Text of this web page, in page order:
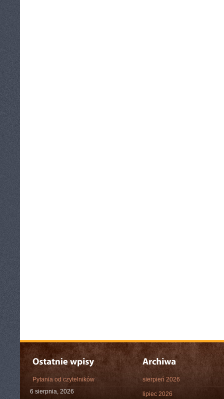
Pytania od czytelników
6 sierpnia, 2026
sierpień 2026
lipiec 2026